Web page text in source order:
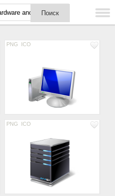
PNG ICO
PNG ICO